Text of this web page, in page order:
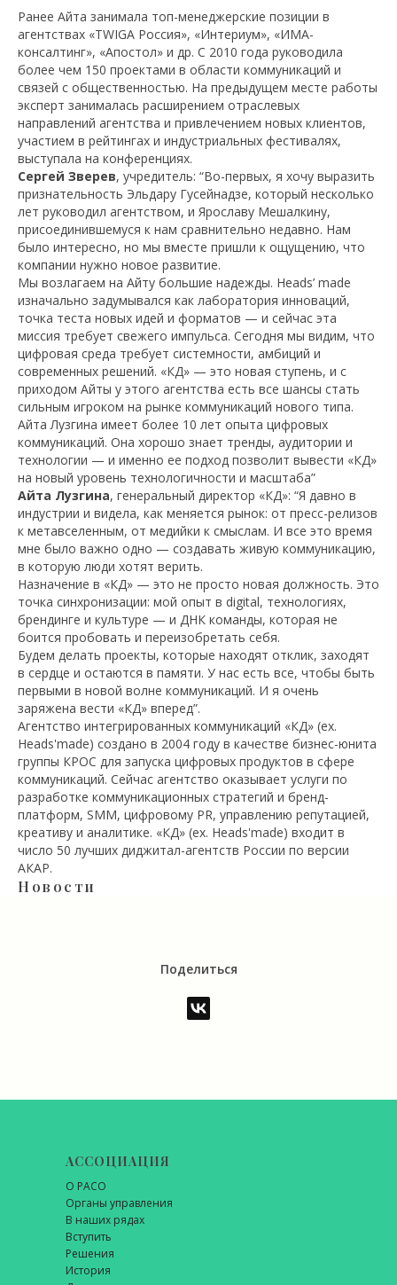
Ранее Айта занимала топ-менеджерские позиции в
агентствах «TWIGA Россия», «Интериум», «ИМА-
консалтинг», «Апостол» и др. С 2010 года руководила
более чем 150 проектами в области коммуникаций и
связей с общественностью. На предыдущем месте работы
эксперт занималась расширением отраслевых
направлений агентства и привлечением новых клиентов,
участием в рейтингах и индустриальных фестивалях,
выступала на конференциях.
Сергей Зверев, учредитель: “Во-первых, я хочу выразить
признательность Эльдару Гусейнадзе, который несколько
лет руководил агентством, и Ярославу Мешалкину,
присоединившемуся к нам сравнительно недавно. Нам
было интересно, но мы вместе пришли к ощущению, что
компании нужно новое развитие.
Мы возлагаем на Айту большие надежды. Heads’ made
изначально задумывался как лаборатория инноваций,
точка теста новых идей и форматов — и сейчас эта
миссия требует свежего импульса. Сегодня мы видим, что
цифровая среда требует системности, амбиций и
современных решений. «КД» — это новая ступень, и с
приходом Айты у этого агентства есть все шансы стать
сильным игроком на рынке коммуникаций нового типа.
Айта Лузгина имеет более 10 лет опыта цифровых
коммуникаций. Она хорошо знает тренды, аудитории и
технологии — и именно ее подход позволит вывести «КД»
на новый уровень технологичности и масштаба”
Айта Лузгина, генеральный директор «КД»: “Я давно в
индустрии и видела, как меняется рынок: от пресс-релизов
к метавселенным, от медийки к смыслам. И все это время
мне было важно одно — создавать живую коммуникацию,
в которую люди хотят верить.
Назначение в «КД» — это не просто новая должность. Это
точка синхронизации: мой опыт в digital, технологиях,
брендинге и культуре — и ДНК команды, которая не
боится пробовать и переизобретать себя.
Будем делать проекты, которые находят отклик, заходят
в сердце и остаются в памяти. У нас есть все, чтобы быть
первыми в новой волне коммуникаций. И я очень
заряжена вести «КД» вперед”.
Агентство интегрированных коммуникаций «КД» (ex.
Heads'made) создано в 2004 году в качестве бизнес-юнита
группы КРОС для запуска цифровых продуктов в сфере
коммуникаций. Сейчас агентство оказывает услуги по
разработке коммуникационных стратегий и бренд-
платформ, SMM, цифровому PR, управлению репутацией,
креативу и аналитике. «КД» (ex. Heads'made) входит в
число 50 лучших диджитал-агентств России по версии
АКАР.
Новости
Поделиться
АССОЦИАЦИЯ
О РАСО
Органы управления
В наших рядах
Вступить
Решения
История